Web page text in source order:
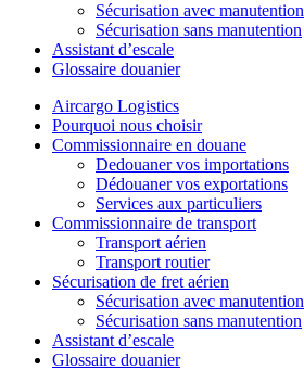
Sécurisation avec manutention
Sécurisation sans manutention
Assistant d’escale
Glossaire douanier
Aircargo Logistics
Pourquoi nous choisir
Commissionnaire en douane
Dedouaner vos importations
Dédouaner vos exportations
Services aux particuliers
Commissionnaire de transport
Transport aérien
Transport routier
Sécurisation de fret aérien
Sécurisation avec manutention
Sécurisation sans manutention
Assistant d’escale
Glossaire douanier